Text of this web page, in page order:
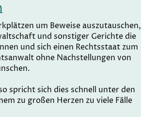
um Beweise auszutauschen,
und sonstiger Gerichte die
und sich einen Rechtsstaat zum
ohne Nachstellungen von
spricht sich dies schnell unter den
zu großen Herzen zu viele Fälle